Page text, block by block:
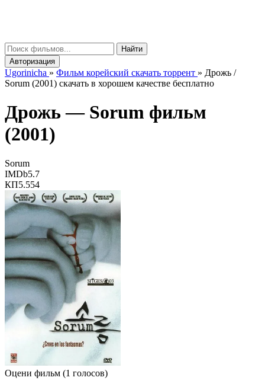
Найти
Авторизация
Ugorinicha » Фильм корейский скачать торрент » Дрожь /
Sorum (2001) скачать в хорошем качестве бесплатно
Дрожь — Sorum фильм
(2001)
Sorum
IMDb5.7
КП5.554
Оцени фильм (1 голосов)